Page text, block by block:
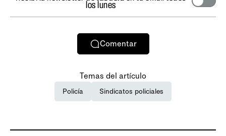
los lunes
Comentar
Temas del artículo
Policía Sindicatos policiales